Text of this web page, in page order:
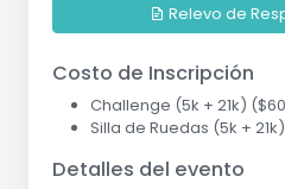
Relevo de
Costo de Inscripción
Challenge (5k + 21k)
Silla de Ruedas (5k +
Detalles del evento